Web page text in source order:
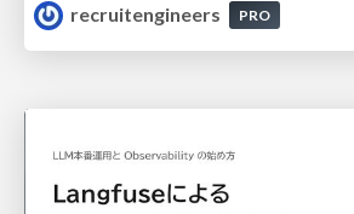
recruitengineers
PRO